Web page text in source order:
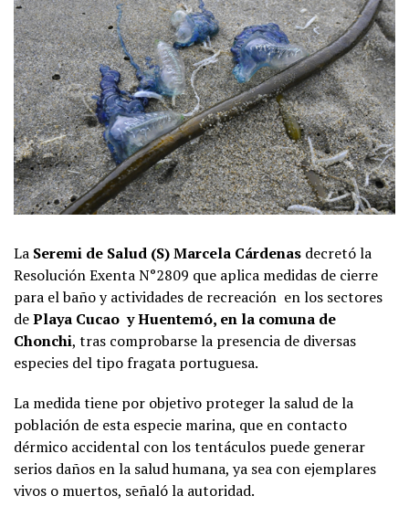
La Seremi de Salud (S) Marcela Cárdenas decretó la
Resolución Exenta N°2809 que aplica medidas de cierre
para el baño y actividades de recreación en los sectores
dePlaya Cucao y Huentemó, en la comuna de
Chonchi, tras comprobarse la presencia de diversas
especies del tipo fragata portuguesa.
La medida tiene por objetivo proteger la salud de la
población de esta especie marina, que en contacto
dérmico accidental con los tentáculos puede generar
serios daños en la salud humana, ya sea con ejemplares
vivos o muertos, señaló la autoridad.